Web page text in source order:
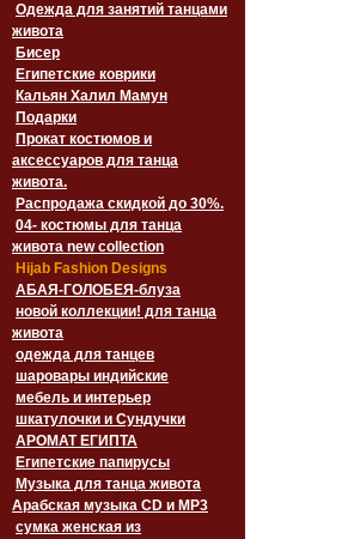
Одежда для занятий танцами
живота
Бисер
Египетские коврики
Кальян Халил Мамун
Подарки
Прокат костюмов и
аксессуаров для танца
живота.
Распродажа скидкой до 30%.
04- костюмы для танца
живота new collection
Hijab Fashion Designs
АБАЯ-ГОЛОБЕЯ-блуза
новой коллекции! для танца
живота
одежда для танцев
шаровары индийские
мебель и интерьер
шкатулочки и Сундучки
АРОМАТ ЕГИПТА
Египетские папирусы
Музыка для танца живота
Арабская музыка CD и MP3
сумка женская из